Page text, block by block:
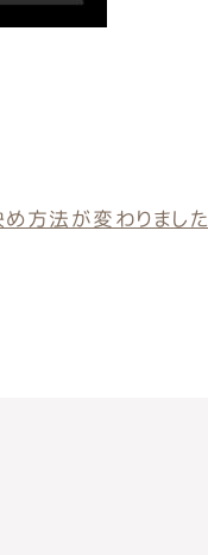
方法が変わりました